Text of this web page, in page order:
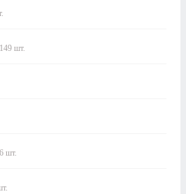
149 шт.
шт.